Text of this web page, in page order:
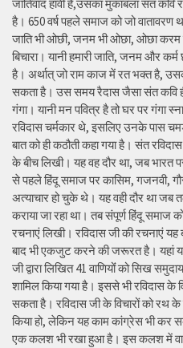
जातिवाद हावी है,उसका मुकाबला संत कवि
है। 650 वर्ष पहले समाज को जो वातावरण
जाति भी ओछी, जनम भी ओछा, ओछा करम
बिचारा। यानी हमारी जाति, जनम और
है। अर्थात् जो राम काज में रत भक्त है,
सकता है। उस समय रैदास जैसा संत कवि
गंगा। यानी मन पवित्र है तो घर पर गंगा
रविदास चर्मकार थे, इसलिए उनके पास
बात को ही कठौती कहा गया है। संत
के बीच लिखी। यह वह दौर था, जब
से पहले हिंदू समाज पर कासिम, गजनवी,
अत्याचार हो चुके थे। यह वही दौर था जब
कराया जा रहा था। तब संपूर्ण हिंदू
रचनाएं लिखी। रविदास जी की रचनाएं
बाद भी एकजुट करने की जरूरत है। यहां
जी द्वारा लिखित 41 वाणियोंं को सिख
शामिल किया गया है। इससे भी रविदास के
सकता है। रविदास जी के विचारों को रथ
किया हो, लेकिन यह काम कांग्रेस भी कर
एक कलश भी रखा हुआ है। इस कलश में